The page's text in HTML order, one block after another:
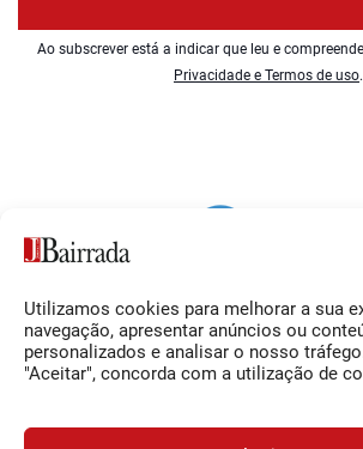
Utilizamos cookies para melhorar a sua
navegação, apresentar anúncios ou
personalizados e analisar o nosso
"Aceitar", concorda com a utilização de
Ao subscrever está a indicar que leu e
Privacidade e Termos de uso.
Siga-nos
Facebook
O